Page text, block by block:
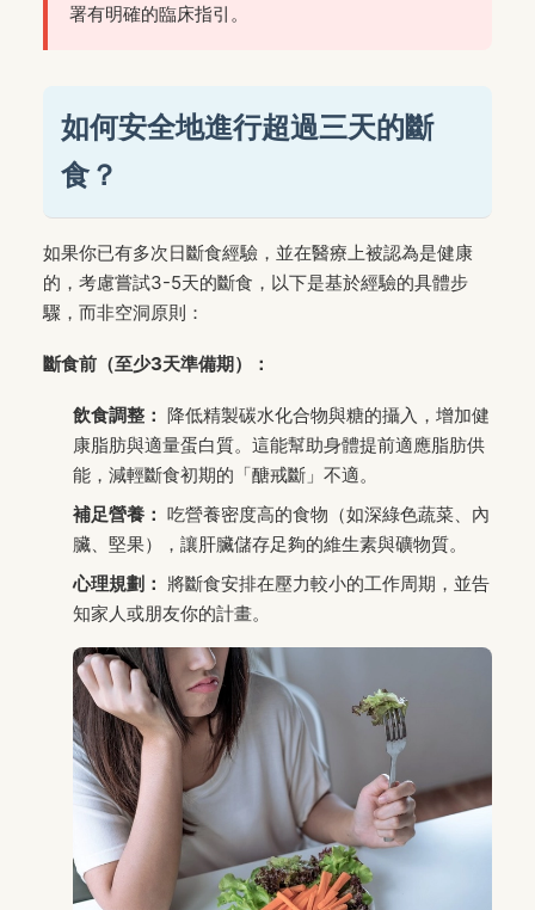
署有明確的臨床指引。
如何安全地進行超過三天的斷
食？
如果你已有多次日斷食經驗，並在醫療上被認為是健康
的，考慮嘗試3-5天的斷食，以下是基於經驗的具體步
驟，而非空洞原則：
斷食前（至少3天準備期）：
飲食調整： 降低精製碳水化合物與糖的攝入，增加健
康脂肪與適量蛋白質。這能幫助身體提前適應脂肪供
能，減輕斷食初期的「醣戒斷」不適。
補足營養： 吃營養密度高的食物（如深綠色蔬菜、內
臟、堅果），讓肝臟儲存足夠的維生素與礦物質。
心理規劃： 將斷食安排在壓力較小的工作周期，並告
知家人或朋友你的計畫。